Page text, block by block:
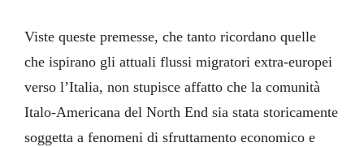
Viste queste premesse, che tanto ricordano quelle
che ispirano gli attuali flussi migratori extra-europei
verso l’Italia, non stupisce affatto che la comunità
Italo-Americana del North End sia stata storicamente
soggetta a fenomeni di sfruttamento economico e